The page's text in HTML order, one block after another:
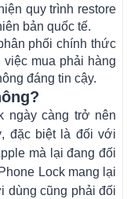
quy trình restore
bản quốc tế.
phối chính thức
mua phải hàng
đáng tin cậy.
ngày càng trở nên
đặc biệt là đối với
mà lại đang đối
Lock mang lại
dùng cũng phải đối